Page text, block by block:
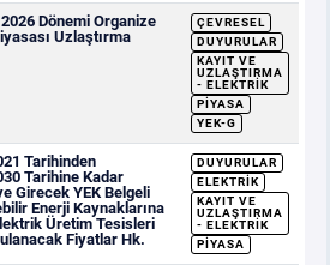
Dönemi Organize
Uzlaştırma
ÇEVRESEL
DUYURULAR
KAYIT VE
UZLAŞTIRMA
- ELEKTRIK
PIYASA
YEK-G
Tarihinden
Tarihine Kadar
Girecek YEK Belgeli
Enerji Kaynaklarına
Üretim Tesisleri
Fiyatlar Hk.
DUYURULAR
ELEKTRIK
KAYIT VE
UZLAŞTIRMA
- ELEKTRIK
PIYASA